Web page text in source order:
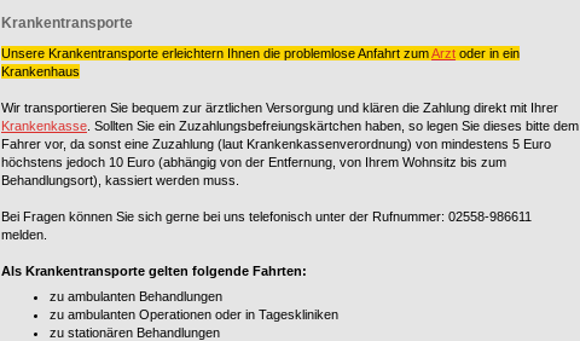
Krankentransporte
Unsere Krankentransporte erleichtern Ihnen die problemlose Anfahrt zumArzt oder in ein
Krankenhaus
Wir transportieren Sie bequem zur ärztlichen Versorgung und klären die Zahlung direkt mit Ihrer
Krankenkasse . Sollten Sie ein Zuzahlungsbefreiungskärtchen haben, so legen Sie dieses bitte dem
Fahrer vor, da sonst eine Zuzahlung (laut Krankenkassenverordnung) von mindestens 5 Euro
höchstens jedoch 10 Euro (abhängig von der Entfernung, von Ihrem Wohnsitz bis zum
Behandlungsort), kassiert werden muss.
Bei Fragen können Sie sich gerne bei uns telefonisch unter der Rufnummer: 02558-986611
melden.
Als Krankentransporte gelten folgende Fahrten:
zu ambulanten Behandlungen
zu ambulanten Operationen oder in Tageskliniken
zu stationären Behandlungen